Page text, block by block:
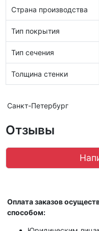
Страна производства
Тип покрытия
Тип сечения
Толщина стенки
Санкт-Петербург
Отзывы
Оплата заказов
способом: